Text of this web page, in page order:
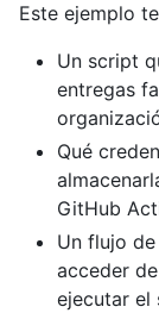
Este ejemplo
Un script
entregas
Qué
GitHub
Un flujo
acceder
ejecutar el